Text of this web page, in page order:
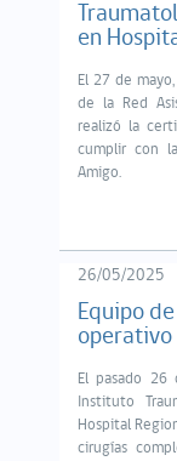
en
El 27 de
de la Red
realizó la
cumplir con
Amigo.
26/05/2025
Equipo
operativo
El pasado
Instituto
Hospital
cirugías